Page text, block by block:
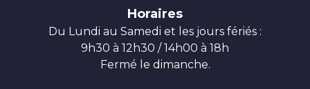
Horaires
Du Lundi au Samedi et les jours fériés :
9h30 à 12h30 / 14h00 à 18h
Fermé le dimanche.